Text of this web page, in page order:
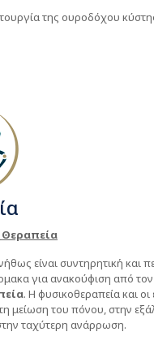
της ουροδόχου
Θεραπεία
είναι συντηρητική και
για ανακούφιση από
. Η φυσικοθεραπεία και οι
μείωση του πόνου, στην
ταχύτερη ανάρρωση.